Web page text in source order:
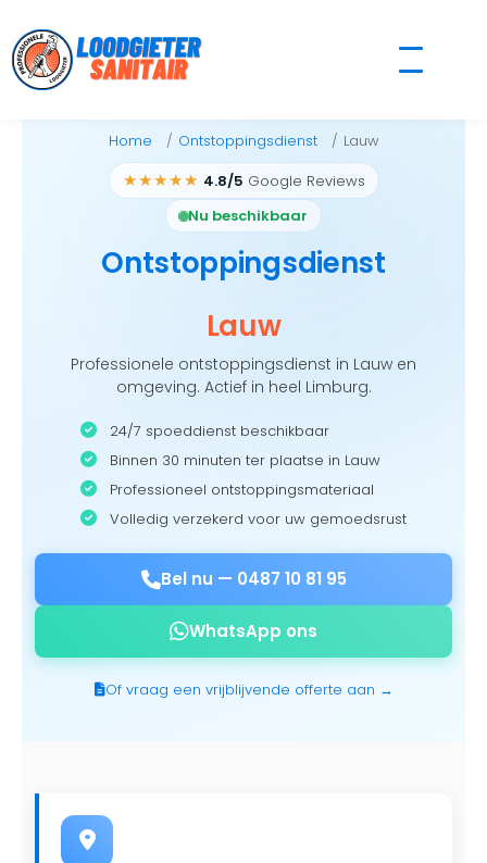
to
content
Home Ontstoppingsdienst Lauw
★★★★★ 4.8/5 Google Reviews
Nu beschikbaar
Ontstoppingsdienst
Lauw
Professionele ontstoppingsdienst in Lauw en
omgeving. Actief in heel Limburg.
24/7 spoeddienst beschikbaar
Binnen 30 minuten ter plaatse in Lauw
Professioneel ontstoppingsmateriaal
Volledig verzekerd voor uw gemoedsrust
Bel nu — 0487 10 81 95
WhatsApp ons
Of vraag een vrijblijvende offerte aan →